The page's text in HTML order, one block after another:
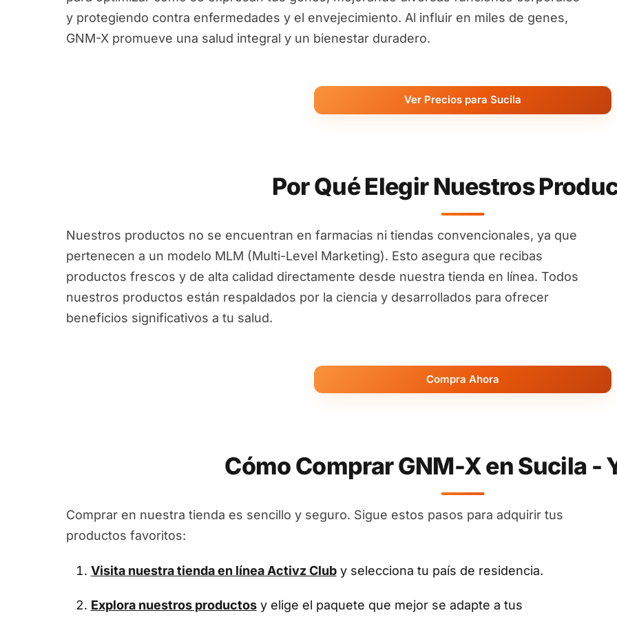
y protegiendo contra enfermedades y el envejecimiento. Al influir en miles de genes,
GNM-X promueve una salud integral y un bienestar duradero.
Ver Precios para Sucila
Por Qué Elegir Nuestros
Nuestros productos no se encuentran en farmacias ni tiendas convencionales, ya que
pertenecen a un modelo MLM (Multi-Level Marketing). Esto asegura que recibas
productos frescos y de alta calidad directamente desde nuestra tienda en línea. Todos
nuestros productos están respaldados por la ciencia y desarrollados para ofrecer
beneficios significativos a tu salud.
Compra Ahora
Cómo Comprar GNM-X en Sucila -
Comprar en nuestra tienda es sencillo y seguro. Sigue estos pasos para adquirir tus
productos favoritos:
Visita nuestra tienda en línea Activz Cluby selecciona tu país de residencia.
Explora nuestros productosy elige el paquete que mejor se adapte a tus